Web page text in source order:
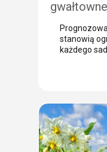
stanowią
każdego
dla
potrafią
zbiorem.
Wasiak